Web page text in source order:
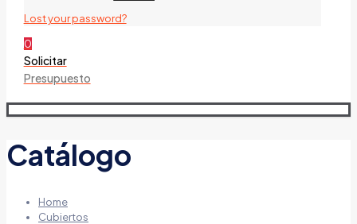
Lost your password?
0
Solicitar
Presupuesto
Catálogo
Home
Cubiertos